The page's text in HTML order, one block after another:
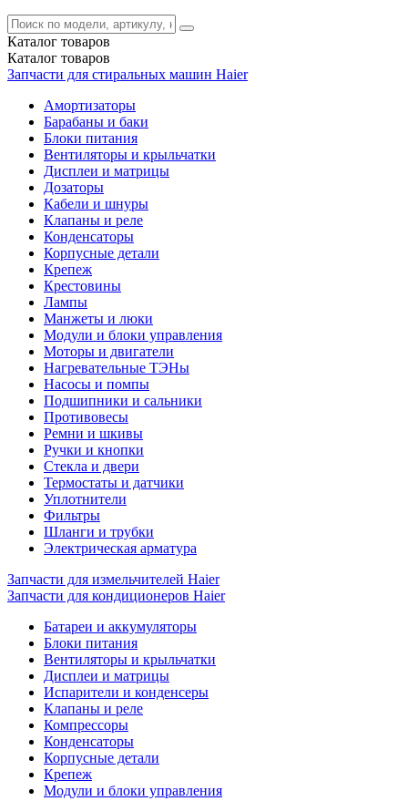
Каталог товаров
Каталог товаров
Запчасти для стиральных машин Haier
Амортизаторы
Барабаны и баки
Блоки питания
Вентиляторы и крыльчатки
Дисплеи и матрицы
Дозаторы
Кабели и шнуры
Клапаны и реле
Конденсаторы
Корпусные детали
Крепеж
Крестовины
Лампы
Манжеты и люки
Модули и блоки управления
Моторы и двигатели
Нагревательные ТЭНы
Насосы и помпы
Подшипники и сальники
Противовесы
Ремни и шкивы
Ручки и кнопки
Стекла и двери
Термостаты и датчики
Уплотнители
Фильтры
Шланги и трубки
Электрическая арматура
Запчасти для измельчителей Haier
Запчасти для кондиционеров Haier
Батареи и аккумуляторы
Блоки питания
Вентиляторы и крыльчатки
Дисплеи и матрицы
Испарители и конденсеры
Клапаны и реле
Компрессоры
Конденсаторы
Корпусные детали
Крепеж
Модули и блоки управления